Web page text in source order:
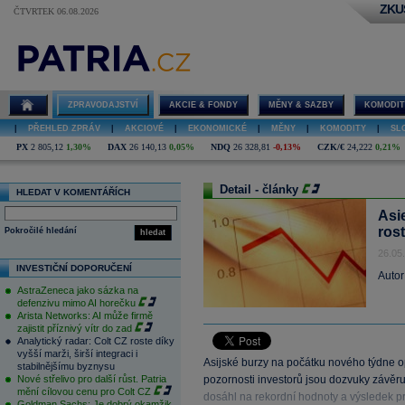
ČTVRTEK 06.08.2026
ZPRAVODAJSTVÍ AKCIE & FONDY MĚNY & SAZBY
PŘEHLED ZPRÁV AKCIOVÉ EKONOMICKÉ MĚNY KOMODITY
PX 2 805,12 1,30% DAX 26 140,13 0,05% NDQ 26 328,81 -0,13% CZK/€ 24,222 0,21%
HLEDAT V KOMENTÁŘÍCH
hledat
Pokročilé hledání
INVESTIČNÍ DOPORUČENÍ
AstraZeneca jako sázka na
defenzivu mimo AI horečku
Arista Networks: AI může firmě
zajistit příznivý vítr do zad
Analytický radar: Colt CZ roste díky
vyšší marži, širší integraci i
stabilnějšímu byznysu
Nové střelivo pro další růst. Patria
mění cílovou cenu pro Colt CZ
Detail - články
Asijské burzy na počátku nového týdne
pozornosti investorů jsou dozvuky
dosáhl na rekordní hodnoty a výsledek